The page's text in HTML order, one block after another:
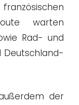
warten
Rad- und
Deutschland-
der